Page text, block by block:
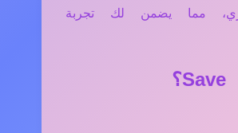
مما يضمن لك تجربة